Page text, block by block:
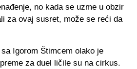
no kada se uzme u obzir
za ovaj susret, može se reći da
Igorom Štimcem olako je
za duel ličile su na cirkus.